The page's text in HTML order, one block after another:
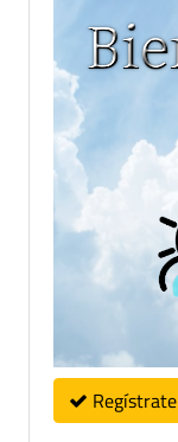
Regístrate